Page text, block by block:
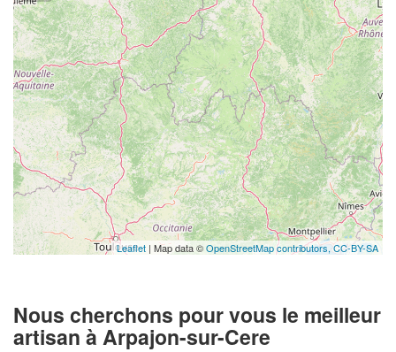
Leaflet | Map data ©OpenStreetMap contributors,CC-BY-SA
Nous cherchons pour vous le meilleur
artisan à Arpajon-sur-Cere